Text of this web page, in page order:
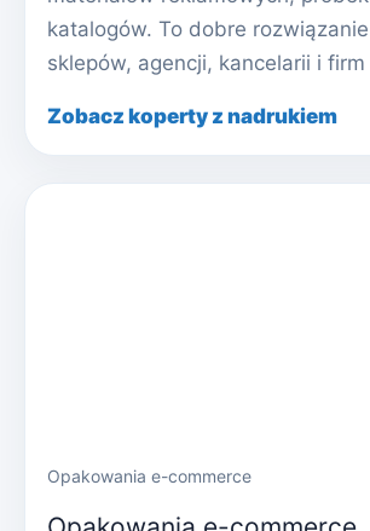
katalogów. To dobre
sklepów, agencji, kancelarii i firm
Zobacz koperty z nadrukiem
Opakowania e-commerce